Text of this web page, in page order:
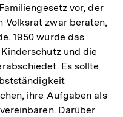
vor, der
Volksrat zwar beraten,
1950 wurde das
und die
Es sollte
ihre Aufgaben als
Darüber